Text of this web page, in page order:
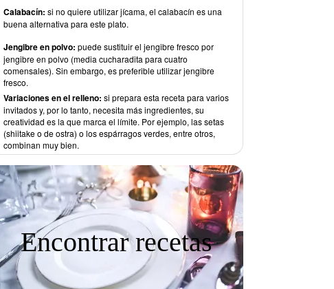
Calabacín: si no quiere utilizar jícama, el calabacín es una
buena alternativa para este plato.
Jengibre en polvo: puede sustituir el jengibre fresco por
jengibre en polvo (media cucharadita para cuatro
comensales). Sin embargo, es preferible utilizar jengibre
fresco.
Variaciones en el relleno: si prepara esta receta para varios
invitados y, por lo tanto, necesita más ingredientes, su
creatividad es la que marca el límite. Por ejemplo, las setas
(shiitake o de ostra) o los espárragos verdes, entre otros,
combinan muy bien.
Encontrar recetas